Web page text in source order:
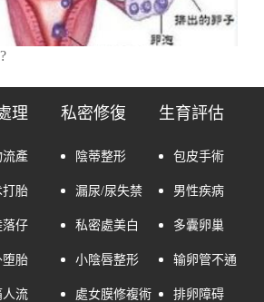
理
流產
打胎
落仔
堕胎
人流
私密修復
陰蒂整形
漏尿/尿失禁
私密處美白
小陰唇整形
處女膜修複術
生育評估
包皮手術
男性疾病
多囊卵巢
输卵管不通
排卵障碍